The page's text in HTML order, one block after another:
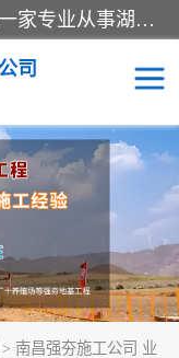
湖南业峻强夯基础工程有限公司是一家专业从事湖南强夯基础工程、强夯机租赁，地基处理的施工单位。业务覆盖：湖南、广东，江西等地。可承接1000KN.m-25000KN.m强夯（置换）工程。公司创始人是国内较早期从事强夯施工的建设者，经过多年的一步一个脚印的发展，在行业内具有较高的度和良好的口碑。
司
> 南昌强夯施工公司 业
租赁
工队伍